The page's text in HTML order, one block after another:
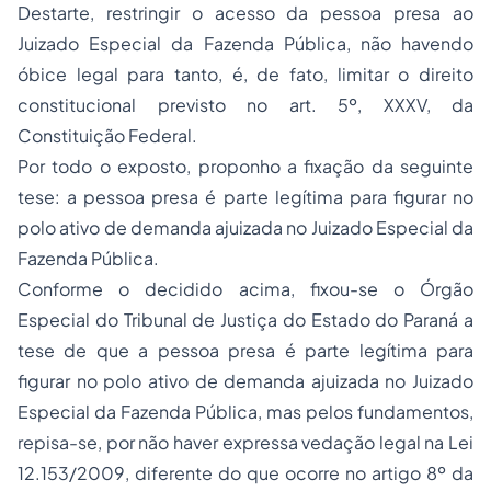
Destarte, restringir o acesso da pessoa presa ao
Juizado Especial da Fazenda Pública, não havendo
óbice legal para tanto, é, de fato, limitar o direito
constitucional previsto no art. 5º, XXXV, da
Constituição Federal.
Por todo o exposto, proponho a fixação da seguinte
tese: a pessoa presa é parte legítima para figurar no
polo ativo de demanda ajuizada no Juizado Especial da
Fazenda Pública.
Conforme o decidido acima, fixou-se o Órgão
Especial do Tribunal de Justiça do Estado do Paraná a
tese de que a pessoa presa é parte legítima para
figurar no polo ativo de demanda ajuizada no Juizado
Especial da Fazenda Pública, mas pelos fundamentos,
repisa-se, por não haver expressa vedação legal na Lei
12.153/2009, diferente do que ocorre no artigo 8º da